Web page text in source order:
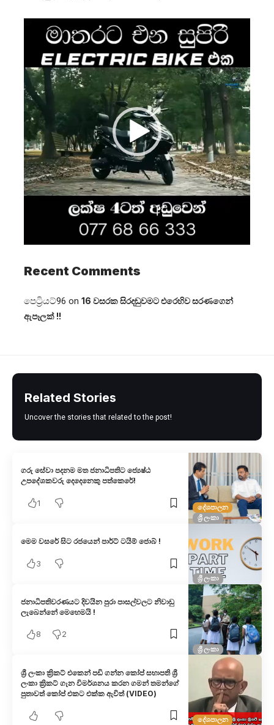
Player
Recent Comments
පෙට්‍රියට්96 on 16 වසරක සිරදඬුවමට එරෙහිව සරණගෙන්
ඇපෑලක් !!
Related Stories
Uncover the stories that related to the post!
දේශපාලන
ශ්‍රී ලංකා
ගරු සේවා පදනම මත ජනාධිපතිට ජ්‍යෙෂ්ඨ
උපදේශකවරු දෙදෙනෙකු පත්කෙරේ!
1
ශ්‍රී ලංකා
මෙම වසරේ සිට රජයෙන් පාර්ට් ටයිම් ජොබ් !
3
ශ්‍රී ලංකා
ජනාධිපතිවරණයට දිවයින පුරා පාසල්වලට නිවාඩු
ලැබෙන්නේ මෙහෙමයි !
8 2
දේශපාලන
ශ්‍රී ලංකා ක්‍රිකට් එකෙන් පඩි ගන්න කෝප් සභාපති ශ්‍රී
ලංකා ක්‍රිකට් ගැන විමර්ශනය කරන ගමන් තමන්ගේ
පුතාවත් කෝප් එකට එක්ක ඇවිත් (VIDEO)